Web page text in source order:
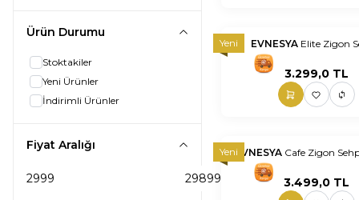
Ürün Durumu
Stoktakiler
Yeni Ürünler
İndirimli Ürünler
Fiyat Aralığı
Yeni
EVNESYA Elite Zigon
3.299,0TL
YeniEVNESYA Cafe Zigon
3.499,0TL